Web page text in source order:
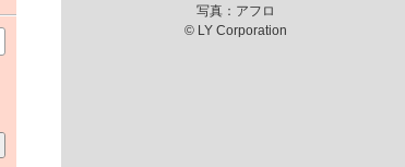
写真：アフロ
© LY Corporation